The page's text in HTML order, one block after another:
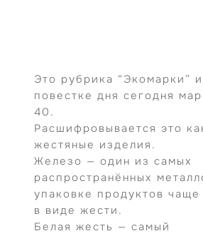
содержимому
Это рубрика “Экомарки”
повестке дня сегодня
40.
Расшифровывается это
жестяные изделия.
Железо — один из самых
распространённых
упаковке продуктов чаще
в виде жести.
Белая жесть — самый